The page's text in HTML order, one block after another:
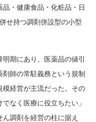
・健康食品・化粧品・日
せ持つ調剤併設型の小型
期にあり、医薬品の値引
師の常駐義務という規制
経営が主流だった。その
なく医療に役立ちたい」
調剤を経営の柱に据え